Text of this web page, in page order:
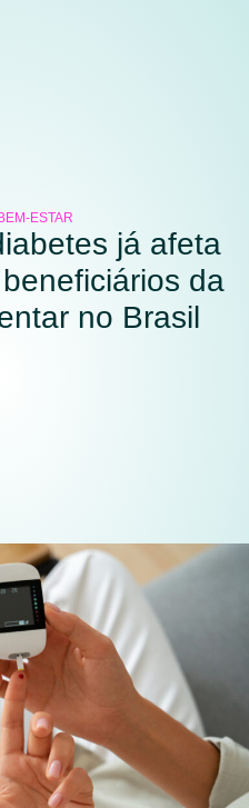
ESTAR
já afeta
da
no Brasil